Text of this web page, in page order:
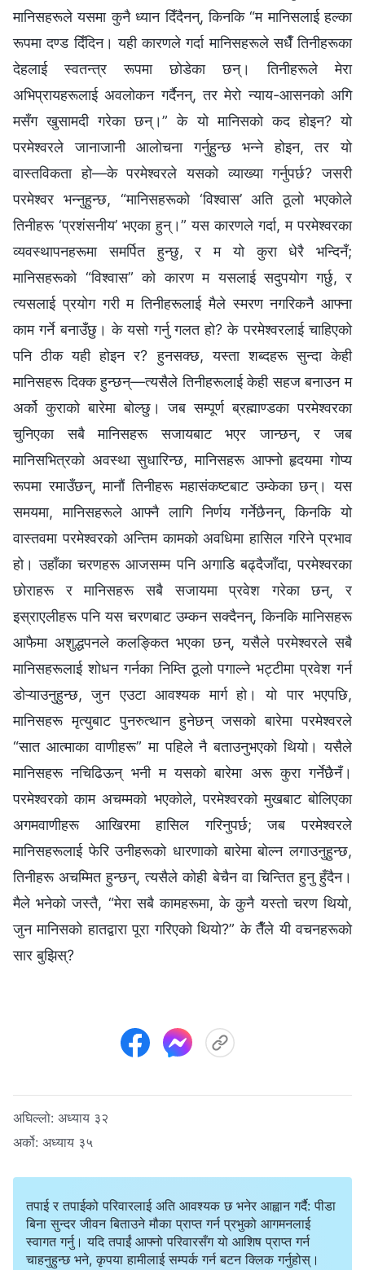
मानिसहरूले यसमा कुनै ध्यान दिँदैनन्, किनकि “म मानिसलाई हल्‍का
रूपमा दण्ड दिँदिन। यही कारणले गर्दा मानिसहरूले सधैँ तिनीहरूका
देहलाई स्वतन्त्र रूपमा छोडेका छन्। तिनीहरूले मेरा
अभिप्रायहरूलाई अवलोकन गर्दैनन्, तर मेरो न्याय-आसनको अगि
मसँग खुसामदी गरेका छन्।” के यो मानिसको कद होइन? यो
परमेश्‍वरले जानाजानी आलोचना गर्नुहुन्छ भन्‍ने होइन, तर यो
वास्तविकता हो—के परमेश्‍वरले यसको व्याख्या गर्नुपर्छ? जसरी
परमेश्‍वर भन्नुहुन्छ, “मानिसहरूको ‘विश्‍वास’ अति ठूलो भएकोले
तिनीहरू ‘प्रशंसनीय’ भएका हुन्।” यस कारणले गर्दा, म परमेश्‍वरका
व्यवस्थापनहरूमा समर्पित हुन्छु, र म यो कुरा धेरै भन्दिनँ;
मानिसहरूको “विश्‍वास” को कारण म यसलाई सदुपयोग गर्छु, र
त्यसलाई प्रयोग गरी म तिनीहरूलाई मैले स्मरण नगरिकनै आफ्‍ना
काम गर्ने बनाउँछु। के यसो गर्नु गलत हो? के परमेश्‍वरलाई चाहिएको
पनि ठीक यही होइन र? हुनसक्छ, यस्ता शब्दहरू सुन्दा केही
मानिसहरू दिक्क हुन्छन्—त्यसैले तिनीहरूलाई केही सहज बनाउन म
अर्को कुराको बारेमा बोल्छु। जब सम्पूर्ण ब्रह्माण्डका परमेश्‍वरका
चुनिएका सबै मानिसहरू सजायबाट भएर जान्छन्, र जब
मानिसभित्रको अवस्था सुधारिन्छ, मानिसहरू आफ्नो हृदयमा गोप्य
रूपमा रमाउँछन्, मानौं तिनीहरू महासंकष्टबाट उम्केका छन्। यस
समयमा, मानिसहरूले आफ्नै लागि निर्णय गर्नेछैनन्, किनकि यो
वास्तवमा परमेश्‍वरको अन्तिम कामको अवधिमा हासिल गरिने प्रभाव
हो। उहाँका चरणहरू आजसम्म पनि अगाडि बढ्दैजाँदा, परमेश्‍वरका
छोराहरू र मानिसहरू सबै सजायमा प्रवेश गरेका छन्, र
इस्राएलीहरू पनि यस चरणबाट उम्कन सक्दैनन्, किनकि मानिसहरू
आफैमा अशुद्धपनले कलङ्कित भएका छन्, यसैले परमेश्‍वरले सबै
मानिसहरूलाई शोधन गर्नका निम्ति ठूलो पगाल्ने भट्टीमा प्रवेश गर्न
डोऱ्याउनुहुन्छ, जुन एउटा आवश्यक मार्ग हो। यो पार भएपछि,
मानिसहरू मृत्युबाट पुनरुत्थान हुनेछन् जसको बारेमा परमेश्‍वरले
“सात आत्माका वाणीहरू” मा पहिले नै बताउनुभएको थियो। यसैले
मानिसहरू नचिढिऊन् भनी म यसको बारेमा अरू कुरा गर्नेछैनँ।
परमेश्‍वरको काम अचम्मको भएकोले, परमेश्‍वरको मुखबाट बोलिएका
अगमवाणीहरू आखिरमा हासिल गरिनुपर्छ; जब परमेश्‍वरले
मानिसहरूलाई फेरि उनीहरूको धारणाको बारेमा बोल्न लगाउनुहुन्छ,
तिनीहरू अचम्मित हुन्छन्, त्यसैले कोही बेचैन वा चिन्तित हुनु हुँदैन।
मैले भनेको जस्तै, “मेरा सबै कामहरूमा, के कुनै यस्तो चरण थियो,
जुन मानिसको हातद्वारा पूरा गरिएको थियो?” के तैँले यी वचनहरूको
सार बुझिस्?
अघिल्लो: अध्याय ३२
अर्को: अध्याय ३५
तपाई र तपाईको परिवारलाई अति आवश्यक छ भनेर आह्वान गर्दै: पीडा
बिना सुन्दर जीवन बिताउने मौका प्राप्त गर्न प्रभुको आगमनलाई
स्वागत गर्नु। यदि तपाईं आफ्नो परिवारसँग यो आशिष प्राप्त गर्न
चाहनुहुन्छ भने, कृपया हामीलाई सम्पर्क गर्न बटन क्लिक गर्नुहोस्।